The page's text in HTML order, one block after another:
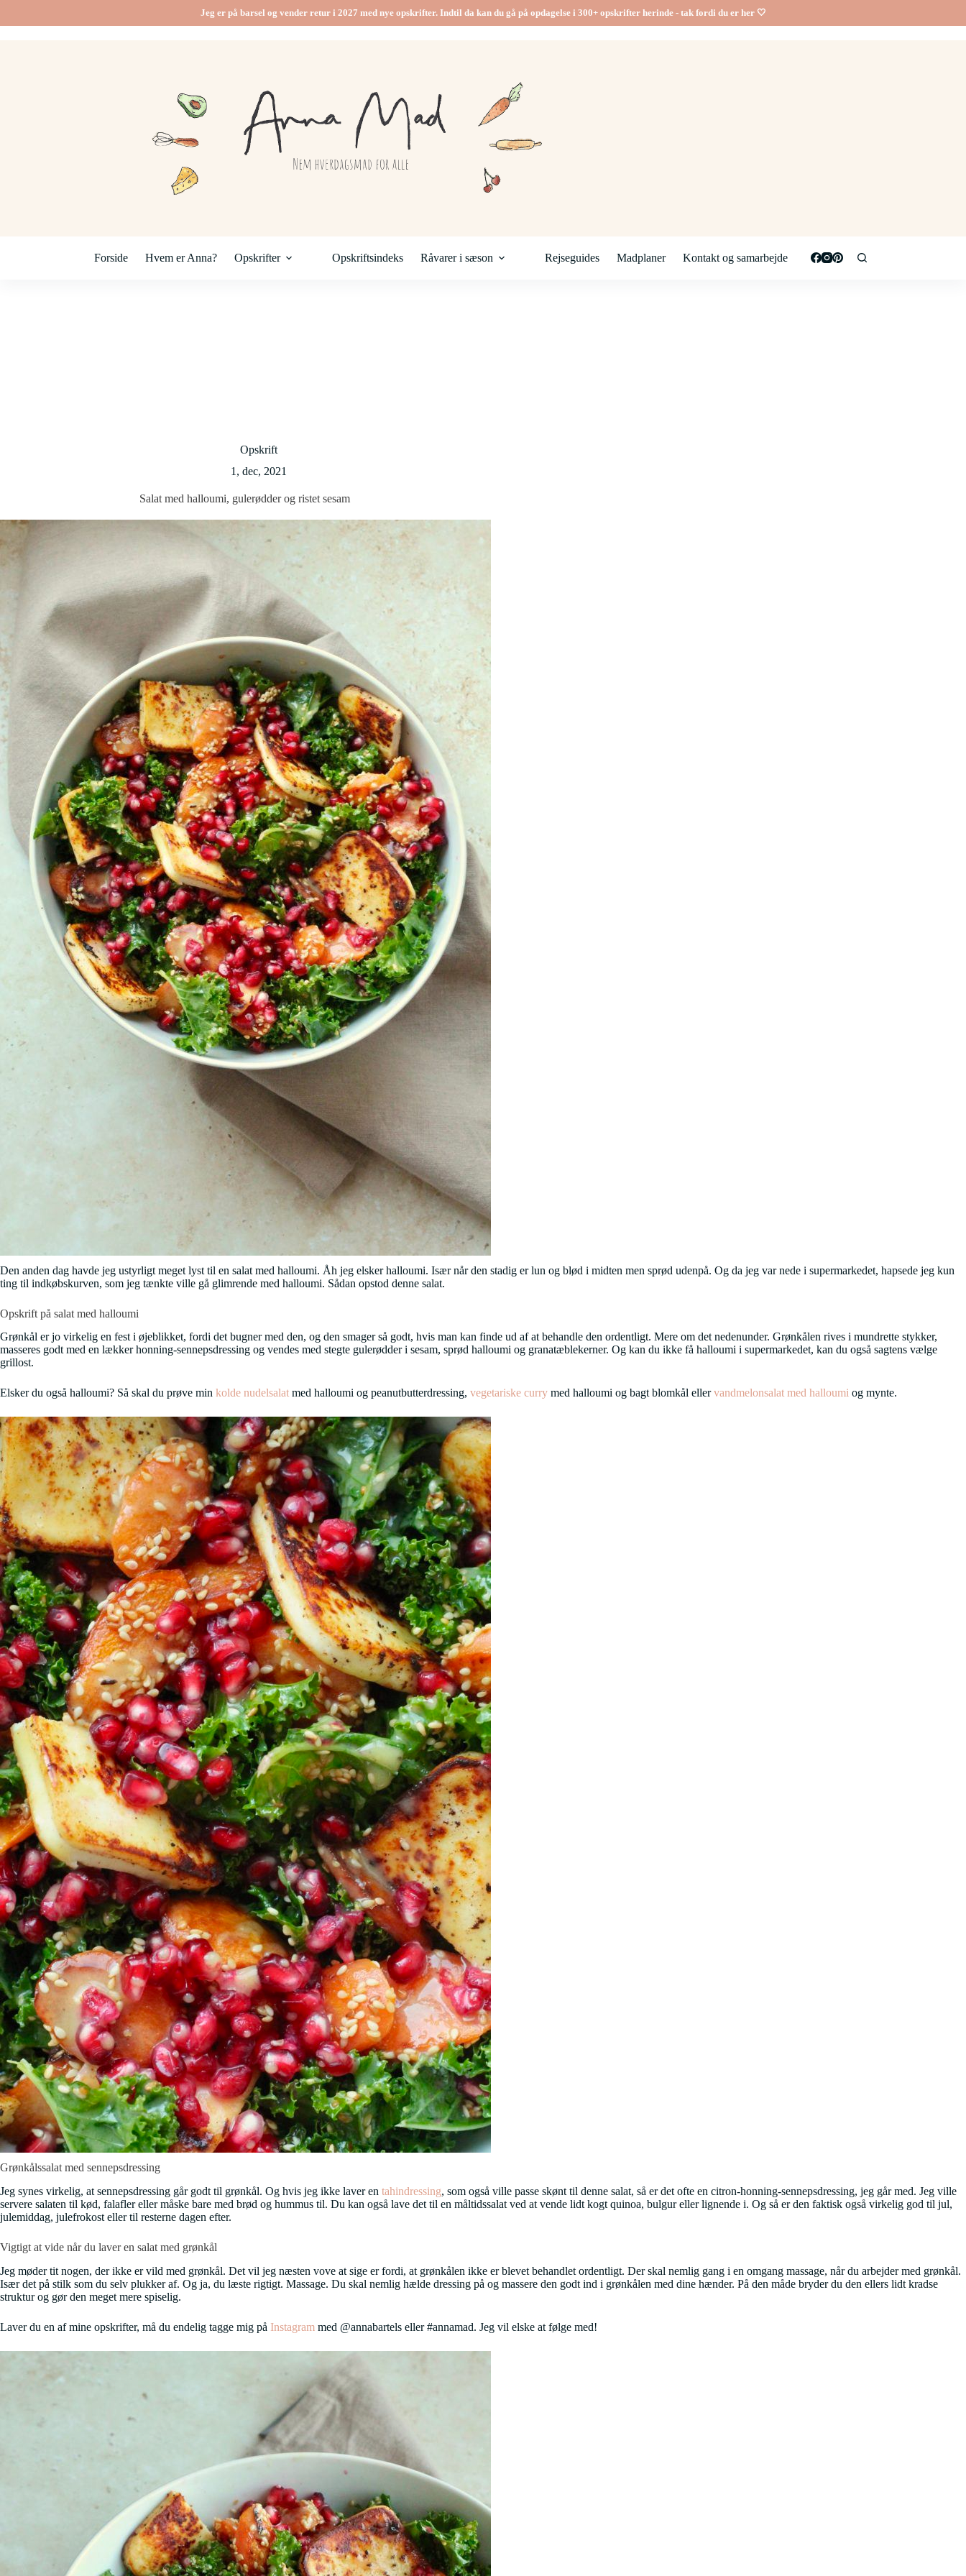
Jeg er på barsel og vender retur i 2027 med nye opskrifter. Indtil da kan du gå på opdagelse i 300+ opskrifter herinde - tak fordi du er her 🤍
Forside Hvem er Anna? Opskrifter Opskriftsindeks Råvarer i sæson Rejseguides Madplaner Kontakt og samarbejde
Opskrift
1, dec, 2021
Salat med halloumi, gulerødder og ristet sesam
Den anden dag havde jeg ustyrligt meget lyst til en salat med halloumi. Åh jeg elsker halloumi. Især når den stadig er lun og blød i midten men sprød udenpå. Og da jeg var nede i supermarkedet, hapsede jeg kun
ting til indkøbskurven, som jeg tænkte ville gå glimrende med halloumi. Sådan opstod denne salat.
Opskrift på salat med halloumi
Grønkål er jo virkelig en fest i øjeblikket, fordi det bugner med den, og den smager så godt, hvis man kan finde ud af at behandle den ordentligt. Mere om det nedenunder. Grønkålen rives i mundrette stykker,
masseres godt med en lækker honning-sennepsdressing og vendes med stegte gulerødder i sesam, sprød halloumi og granatæblekerner. Og kan du ikke få halloumi i supermarkedet, kan du også sagtens vælge
grillost.
Elsker du også halloumi? Så skal du prøve min kolde nudelsalat med halloumi og peanutbutterdressing, vegetariske curry med halloumi og bagt blomkål ellervandmelonsalat med halloumi og mynte.
Grønkålssalat med sennepsdressing
Jeg synes virkelig, at sennepsdressing går godt til grønkål. Og hvis jeg ikke laver en tahindressing, som også ville passe skønt til denne salat, så er det ofte en citron-honning-sennepsdressing, jeg går med. Jeg ville
servere salaten til kød, falafler eller måske bare med brød og hummus til. Du kan også lave det til en måltidssalat ved at vende lidt kogt quinoa, bulgur eller lignende i. Og så er den faktisk også virkelig god til jul,
julemiddag, julefrokost eller til resterne dagen efter.
Vigtigt at vide når du laver en salat med grønkål
Jeg møder tit nogen, der ikke er vild med grønkål. Det vil jeg næsten vove at sige er fordi, at grønkålen ikke er blevet behandlet ordentligt. Der skal nemlig gang i en omgang massage, når du arbejder med grønkål.
Især det på stilk som du selv plukker af. Og ja, du læste rigtigt. Massage. Du skal nemlig hælde dressing på og massere den godt ind i grønkålen med dine hænder. På den måde bryder du den ellers lidt kradse
struktur og gør den meget mere spiselig.
Laver du en af mine opskrifter, må du endelig tagge mig på Instagram med @annabartels eller #annamad. Jeg vil elske at følge med!